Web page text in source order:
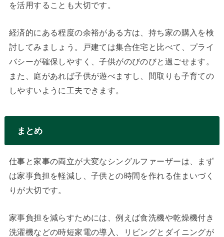
を活用することも大切です。
経済的にある程度の余裕がある方は、持ち家の購入を検
討してみましょう。戸建ては集合住宅と比べて、プライ
バシーが確保しやすく、子供がのびのびと過ごせます。
また、庭があれば子供が遊べますし、間取りも子育ての
しやすいように工夫できます。
まとめ
仕事と家事の両立が大変なシングルファーザーは、まず
は家事負担を軽減し、子供との時間を作れる住まいづく
りが大切です。
家事負担を減らすためには、例えば食洗機や乾燥機付き
洗濯機などの時短家電の導入、リビングとダイニングが